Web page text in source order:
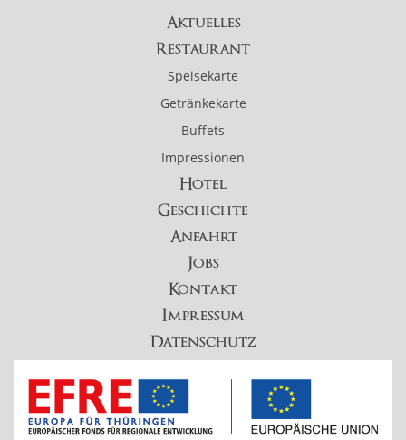
Aktuelles
Restaurant
Speisekarte
Getränkekarte
Buffets
Impressionen
Hotel
Geschichte
Anfahrt
Jobs
Kontakt
Impressum
Datenschutz